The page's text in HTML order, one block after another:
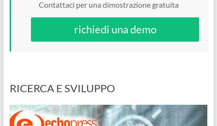
Contattaci per una dimostrazione gratuita
richiedi una demo
RICERCA E SVILUPPO